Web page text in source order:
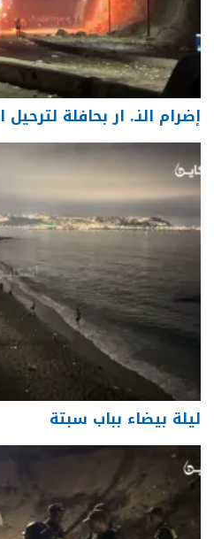
إضرام النـ. ار بحافلة
ليلة بيضاء بباب سبتة